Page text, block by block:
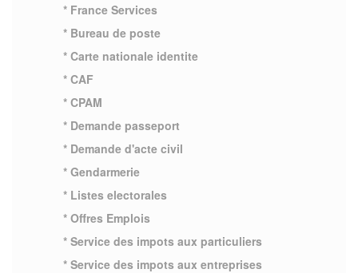
* France Services
* Bureau de poste
* Carte nationale identite
* CAF
* CPAM
* Demande passeport
* Demande d'acte civil
* Gendarmerie
* Listes electorales
* Offres Emplois
* Service des impots aux particuliers
* Service des impots aux entreprises